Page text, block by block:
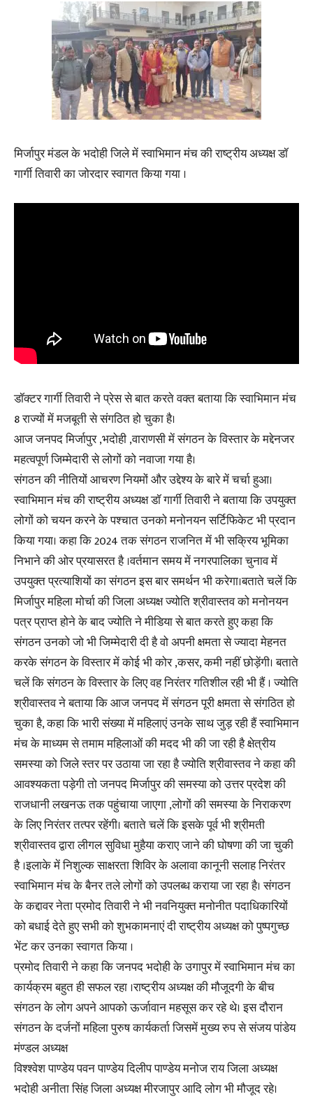
मिर्जापुर मंडल के भदोही जिले में स्वाभिमान मंच की राष्ट्रीय अध्यक्ष डॉ
गार्गी तिवारी का जोरदार स्वागत किया गया ।
डॉक्टर गार्गी तिवारी ने प्रेस से बात करते वक्त बताया कि स्वाभिमान मंच
8 राज्यों में मजबूती से संगठित हो चुका है।
आज जनपद मिर्जापुर ,भदोही ,वाराणसी में संगठन के विस्तार के मद्देनजर
महत्वपूर्ण जिम्मेदारी से लोगों को नवाजा गया है।
संगठन की नीतियों आचरण नियमों और उद्देश्य के बारे में चर्चा हुआ।
स्वाभिमान मंच की राष्ट्रीय अध्यक्ष डॉ गार्गी तिवारी ने बताया कि उपयुक्त
लोगों को चयन करने के पश्चात उनको मनोनयन सर्टिफिकेट भी प्रदान
किया गया। कहा कि 2024 तक संगठन राजनित में भी सक्रिय भूमिका
निभाने की ओर प्रयासरत है ।वर्तमान समय में नगरपालिका चुनाव में
उपयुक्त प्रत्याशियों का संगठन इस बार समर्थन भी करेगा।बताते चलें कि
मिर्जापुर महिला मोर्चा की जिला अध्यक्ष ज्योति श्रीवास्तव को मनोनयन
पत्र प्राप्त होने के बाद ज्योति ने मीडिया से बात करते हुए कहा कि
संगठन उनको जो भी जिम्मेदारी दी है वो अपनी क्षमता से ज्यादा मेहनत
करके संगठन के विस्तार में कोई भी कोर ,कसर, कमी नहीं छोड़ेंगी। बताते
चलें कि संगठन के विस्तार के लिए वह निरंतर गतिशील रही भी हैं । ज्योति
श्रीवास्तव ने बताया कि आज जनपद में संगठन पूरी क्षमता से संगठित हो
चुका है, कहा कि भारी संख्या में महिलाएं उनके साथ जुड़ रही हैं स्वाभिमान
मंच के माध्यम से तमाम महिलाओं की मदद भी की जा रही है क्षेत्रीय
समस्या को जिले स्तर पर उठाया जा रहा है ज्योति श्रीवास्तव ने कहा की
आवश्यकता पड़ेगी तो जनपद मिर्जापुर की समस्या को उत्तर प्रदेश की
राजधानी लखनऊ तक पहुंचाया जाएगा ,लोगों की समस्या के निराकरण
के लिए निरंतर तत्पर रहेंगी। बताते चलें कि इसके पूर्व भी श्रीमती
श्रीवास्तव द्वारा लीगल सुविधा मुहैया कराए जाने की घोषणा की जा चुकी
है ।इलाके में निशुल्क साक्षरता शिविर के अलावा कानूनी सलाह निरंतर
स्वाभिमान मंच के बैनर तले लोगों को उपलब्ध कराया जा रहा है। संगठन
के कद्दावर नेता प्रमोद तिवारी ने भी नवनियुक्त मनोनीत पदाधिकारियों
को बधाई देते हुए सभी को शुभकामनाएं दी राष्ट्रीय अध्यक्ष को पुष्पगुच्छ
भेंट कर उनका स्वागत किया ।
प्रमोद तिवारी ने कहा कि जनपद भदोही के उगापुर में स्वाभिमान मंच का
कार्यक्रम बहुत ही सफल रहा ।राष्ट्रीय अध्यक्ष की मौजूदगी के बीच
संगठन के लोग अपने आपको ऊर्जावान महसूस कर रहे थे। इस दौरान
संगठन के दर्जनों महिला पुरुष कार्यकर्ता जिसमें मुख्य रुप से संजय पांडेय
मंण्डल अध्यक्ष
विश्श्वेश पाण्डेय पवन पाण्डेय दिलीप पाण्डेय मनोज राय जिला अध्यक्ष
भदोही अनीता सिंह जिला अध्यक्ष मीरजापुर आदि लोग भी मौजूद रहे।